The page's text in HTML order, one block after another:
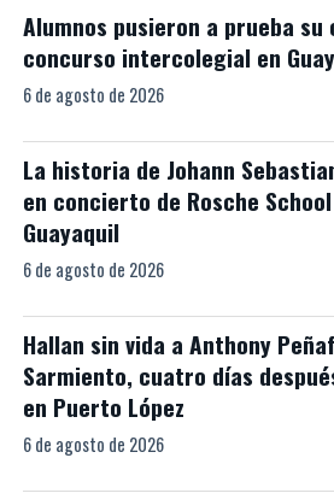
Alumnos pusieron a prueba
concurso intercolegial en
6 de agosto de 2026
La historia de Johann
en concierto de Rosche
Guayaquil
6 de agosto de 2026
Hallan sin vida a Anthony
Sarmiento, cuatro días
en Puerto López
6 de agosto de 2026